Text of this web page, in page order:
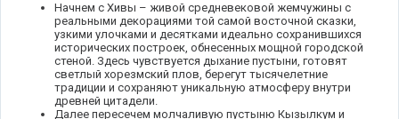
Начнем с Хивы – живой средневековой жемчужины с
реальными декорациями той самой восточной сказки,
узкими улочками и десятками идеально сохранившихся
исторических построек, обнесенных мощной городской
стеной. Здесь чувствуется дыхание пустыни, готовят
светлый хорезмский плов, берегут тысячелетние
традиции и сохраняют уникальную атмосферу внутри
древней цитадели.
Далее пересечем молчаливую пустыню Кызылкум и